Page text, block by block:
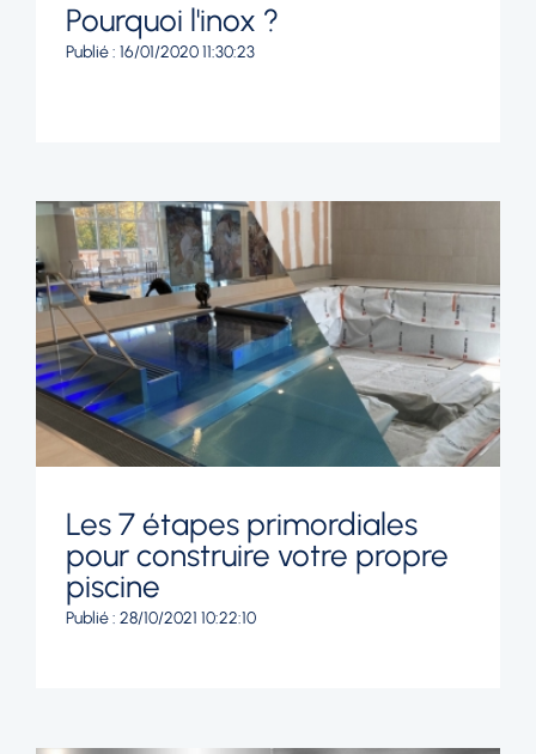
Pourquoi l'inox ?
Publié : 16/01/2020 11:30:23
Les 7 étapes primordiales
pour construire votre propre
piscine
Publié : 28/10/2021 10:22:10